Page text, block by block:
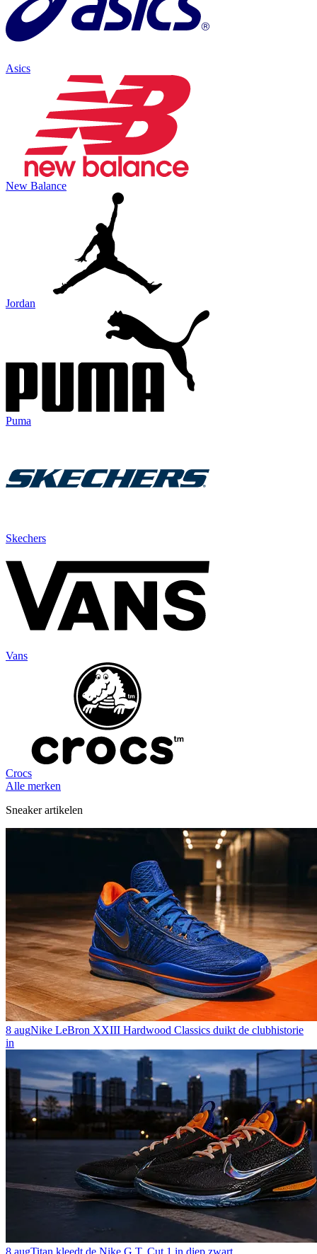
Asics
New Balance
Jordan
Puma
Skechers
Vans
Crocs
Alle merken
Sneaker artikelen
8 augNike LeBron XXIII Hardwood Classics duikt de clubhistorie
in
8 augTitan kleedt de Nike G.T. Cut 1 in diep zwart